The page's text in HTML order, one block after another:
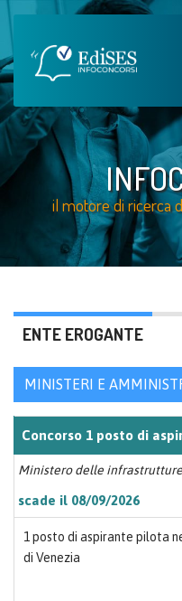
il motore di ricerca
ENTE EROGANTE
MINISTERI E
Concorso 1 posto di
Ministero delle
scade il 08/09/2026
1 posto di aspirante pilota
di Venezia